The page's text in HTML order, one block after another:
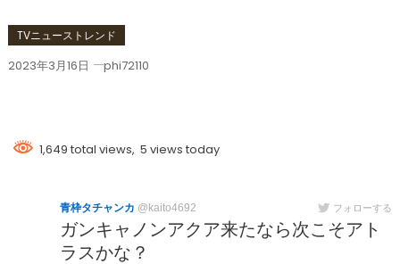
TVニューストレンド
2023年3月16日 phi72110
1,649 total views, 5 views today
青枠タチャンカ @kaito4692 フォローする
ガンキャノンアクア来たなら次こそアト
ラスかな？